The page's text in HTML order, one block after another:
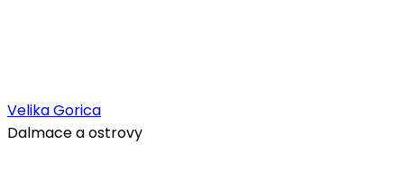
Velika Gorica
Dalmace a ostrovy